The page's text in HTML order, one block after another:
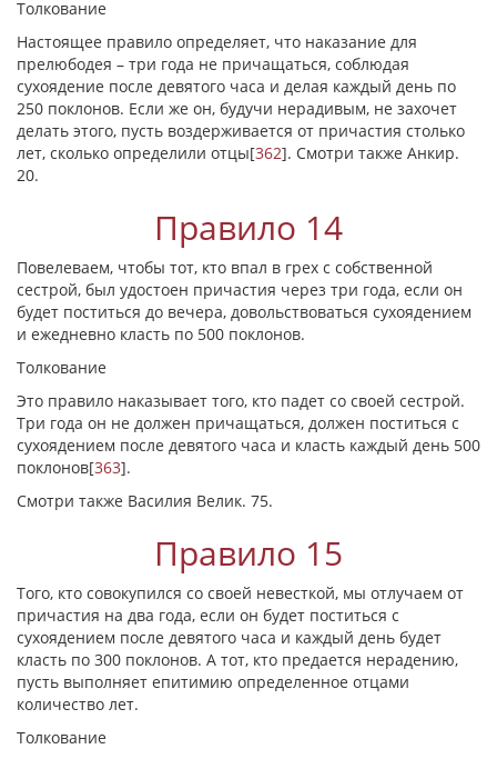
Толкование
Настоящее правило определяет, что наказание для
прелюбодея – три года не причащаться, соблюдая
сухоядение после девятого часа и делая каждый день по
250 поклонов. Если же он, будучи нерадивым, не захочет
делать этого, пусть воздерживается от причастия столько
лет, сколько определили отцы[362]. Смотри также Анкир.
20.
Правило 14
Повелеваем, чтобы тот, кто впал в грех с собственной
сестрой, был удостоен причастия через три года, если он
будет поститься до вечера, довольствоваться сухоядением
и ежедневно класть по 500 поклонов.
Толкование
Это правило наказывает того, кто падет со своей сестрой.
Три года он не должен причащаться, должен поститься с
сухоядением после девятого часа и класть каждый день 500
поклонов[363].
Смотри также Василия Велик. 75.
Правило 15
Того, кто совокупился со своей невесткой, мы отлучаем от
причастия на два года, если он будет поститься с
сухоядением после девятого часа и каждый день будет
класть по 300 поклонов. А тот, кто предается нерадению,
пусть выполняет епитимию определенное отцами
количество лет.
Толкование